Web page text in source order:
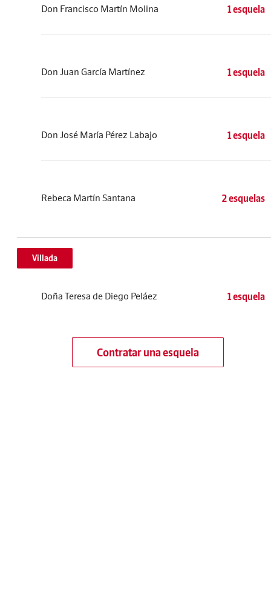
Don Francisco Martín Molina 1 esquela
Don Juan García Martínez 1 esquela
Don José María Pérez Labajo 1 esquela
Rebeca Martín Santana 2 esquelas
Villada
Doña Teresa de Diego Peláez 1 esquela
Contratar una esquela